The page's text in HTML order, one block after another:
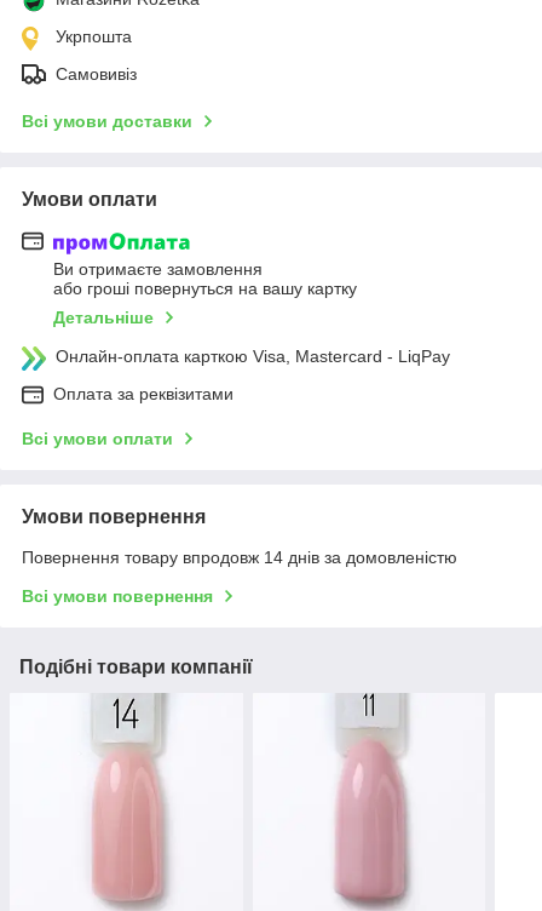
Укрпошта
Самовивіз
Всі умови доставки
Умови оплати
Ви отримаєте замовлення
або гроші повернуться на вашу картку
Детальніше
Онлайн-оплата карткою Visa, Mastercard - LiqPay
Оплата за реквізитами
Всі умови оплати
Умови повернення
Повернення товару впродовж 14 днів за домовленістю
Всі умови повернення
Подібні товари компанії